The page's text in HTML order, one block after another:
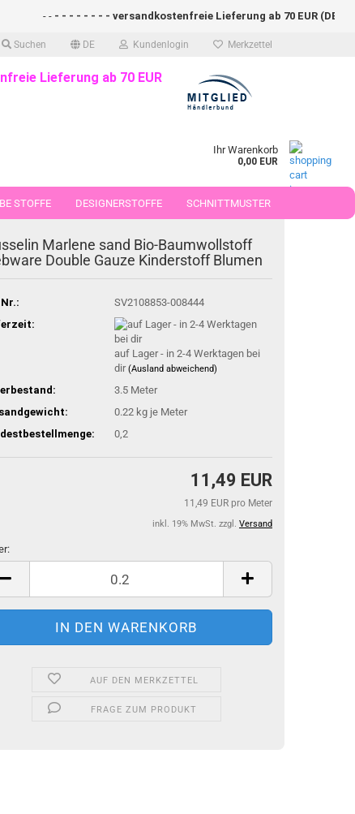
Suchen DE Kundenlogin Merkzettel
- - - - - - - - versandkostenfreie Lieferung ab 70 EUR (DE)-
Lieferung ab 70 EUR
Ihr Warenkorb
0,00 EUR
STOFFE DESIGNERSTOFFE SCHNITTMUSTER
Marlene sand Bio-Baumwollstoff
Double Gauze Kinderstoff Blumen
SV2108853-008444
auf Lager - in 2-4 Werktagen bei
dir(Ausland abweichend)
3.5 Meter
0.22 kg je Meter
0,2
11,49 EUR
11,49 EUR pro Meter
inkl. 19% MwSt. zzgl. Versand
AUF DEN MERKZETTEL
FRAGE ZUM PRODUKT